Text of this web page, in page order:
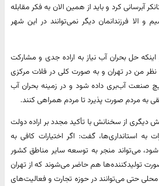
آبرسانی کرد و باید از همین الان به فکر مقابله
و الا فرزندانمان دیگر نمی‌توانند در این شهر
اینکه حل بحران آب نیاز به اراده جدی و مشارکت
نظر من در تهران و به صورت کلی در فلات مرکزی
صنعت آب‌بری داده شود و در زمینه بحران آب
به مردم صورت پذیرد تا مردم همراهی کنند.
از سخنانش با تأکید مجدد بر اراده دولت
به استانداری‌ها، گفت: اگر اختیارات کافی به
شود، می‌تواند منجر به توسعه سایر مناطق کشور
تولیدکننده‌ها هم حاضر می‌شوند که از تهران
حتی می‌توانند در حوزه تجارت و فعالیت‌های